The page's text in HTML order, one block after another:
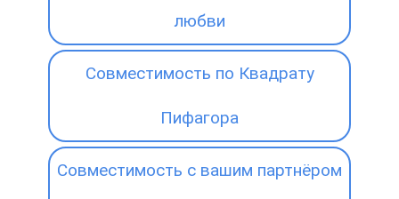
любви
Совместимость по Квадрату
Пифагора
Совместимость с вашим партнёром